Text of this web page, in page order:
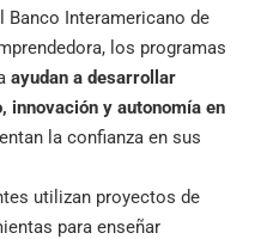
Banco Interamericano de
los programas
ayudan a desarrollar
innovación y autonomía en
la confianza en sus
utilizan proyectos de
para enseñar